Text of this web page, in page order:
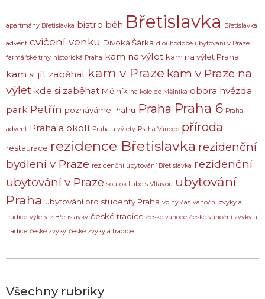
apartmány Břetislavka bistro běh Břetislavka Břetislavka
advent cvičení venku Divoká Šárka dlouhodobé ubytování v Praze
farmářské trhy historická Praha kam na výlet kam na výlet Praha
kam si jít zaběhat kam v Praze kam v Praze na
výlet kde si zaběhat Mělník na kole do Mělníka obora hvězda
park Petřín poznáváme Prahu Praha Praha 6 Praha
advent Praha a okolí Praha a výlety Praha Vánoce příroda
restaurace rezidence Břetislavka rezidenční
bydlení v Praze rezidenční ubytování Břetislavka rezidenční
ubytování v Praze soutok Labe s Vltavou ubytování
Praha ubytování pro studenty Praha volný čas vánoční zvyky a
tradice výlety z Břetislavky české tradice české vánoce české vánoční zvyky a
tradice české zvyky české zvyky a tradice
Všechny rubriky